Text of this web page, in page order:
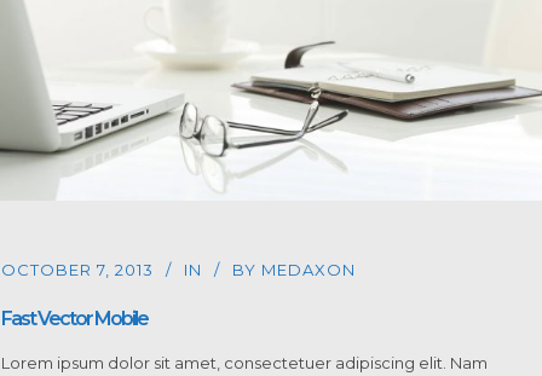
OCTOBER 7, 2013 IN BY MEDAXON
Fast Vector Mobile
Lorem ipsum dolor sit amet, consectetuer adipiscing elit. Nam